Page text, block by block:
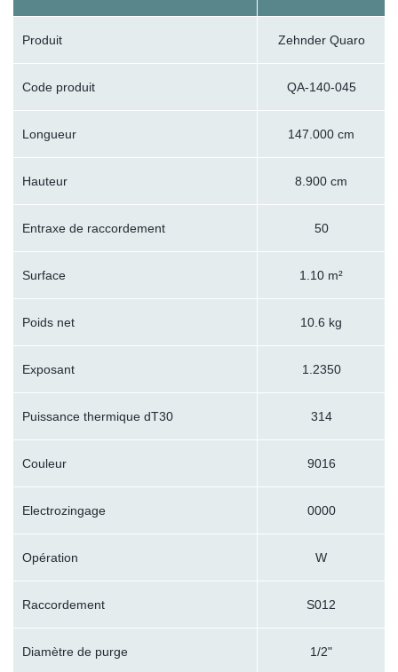
Produit Zehnder Quaro
Code produit QA-140-045
Longueur 147.000 cm
Hauteur 8.900 cm
Entraxe de raccordement 50
Surface 1.10 m²
Poids net 10.6 kg
Exposant 1.2350
Puissance thermique dT30 314
Couleur 9016
Electrozingage 0000
Opération W
Raccordement S012
Diamètre de purge 1/2"